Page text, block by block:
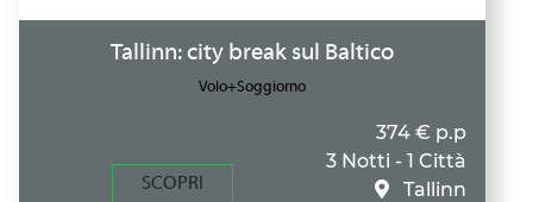
Tallinn: city break sul Baltico
Volo+Soggiorno
SCOPRI
374 € p.p
3 Notti - 1 Città
Tallinn